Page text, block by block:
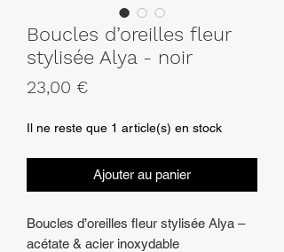
Boucles d’oreilles fleur
stylisée Alya - noir
23,00 €
Il ne reste que 1 article(s) en stock
Ajouter au panier
Boucles d’oreilles fleur stylisée Alya –
acétate & acier inoxydable